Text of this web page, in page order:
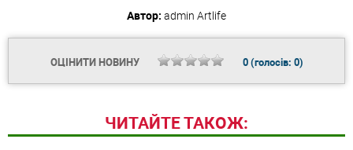
Автор: admin Artlife
ОЦІНИТИ НОВИНУ 0(голосів: 0)
ЧИТАЙТЕ ТАКОЖ: